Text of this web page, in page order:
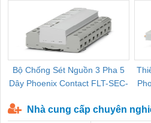
Bộ Chống Sét Nguồn 3 Pha 5
Dây Phoenix Contact FLT-SEC-
Nhà cung cấp chuyên